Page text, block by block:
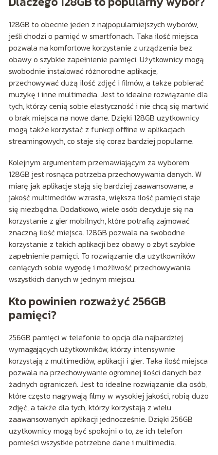
128GB to obecnie jeden z najpopularniejszych wyborów,
jeśli chodzi o pamięć w smartfonach. Taka ilość miejsca
pozwala na komfortowe korzystanie z urządzenia bez
obawy o szybkie zapełnienie pamięci. Użytkownicy mogą
swobodnie instalować różnorodne aplikacje,
przechowywać dużą ilość zdjęć i filmów, a także pobierać
muzykę i inne multimedia. Jest to idealne rozwiązanie dla
tych, którzy cenią sobie elastyczność i nie chcą się martwić
o brak miejsca na nowe dane. Dzięki 128GB użytkownicy
mogą także korzystać z funkcji offline w aplikacjach
streamingowych, co staje się coraz bardziej popularne.
Kolejnym argumentem przemawiającym za wyborem
128GB jest rosnąca potrzeba przechowywania danych. W
miarę jak aplikacje stają się bardziej zaawansowane, a
jakość multimediów wzrasta, większa ilość pamięci staje
się niezbędna. Dodatkowo, wiele osób decyduje się na
korzystanie z gier mobilnych, które potrafią zajmować
znaczną ilość miejsca. 128GB pozwala na swobodne
korzystanie z takich aplikacji bez obawy o zbyt szybkie
zapełnienie pamięci. To rozwiązanie dla użytkowników
ceniących sobie wygodę i możliwość przechowywania
wszystkich danych w jednym miejscu.
Kto powinien rozważyć 256GB
pamięci?
256GB pamięci w telefonie to opcja dla najbardziej
wymagających użytkowników, którzy intensywnie
korzystają z multimediów, aplikacji i gier. Taka ilość miejsca
pozwala na przechowywanie ogromnej ilości danych bez
żadnych ograniczeń. Jest to idealne rozwiązanie dla osób,
które często nagrywają filmy w wysokiej jakości, robią dużo
zdjęć, a także dla tych, którzy korzystają z wielu
zaawansowanych aplikacji jednocześnie. Dzięki 256GB
użytkownicy mogą być spokojni o to, że ich telefon
pomieści wszystkie potrzebne dane i multimedia.